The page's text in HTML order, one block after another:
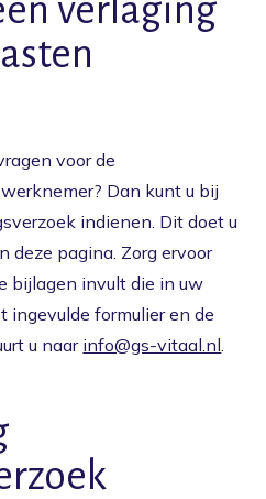
verlaging
voor de
Dan kunt u bij
indienen. Dit doet u
deze pagina. Zorg ervoor
bijlagen invult die in uw
ingevulde formulier en de
u naar info@gs-vitaal.nl.